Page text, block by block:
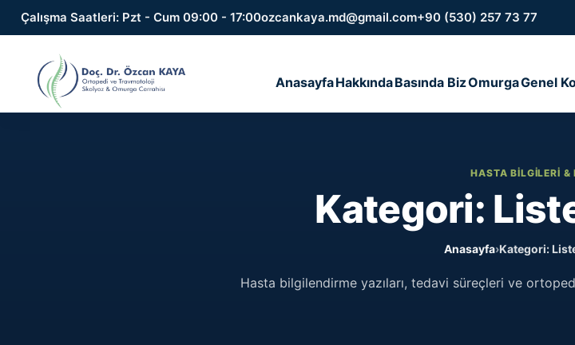
Çalışma Saatleri: Pzt - Cum 09:00 - 17:00ozcankaya.md@gmail.com+90 (530) 257 73 77
AnasayfaHakkındaBasında BizOmurgaGenel
HASTA BILGILERI &
Kategori:
Anasayfa›Kategori:
Hasta bilgilendirme yazıları, tedavi süreçleri ve